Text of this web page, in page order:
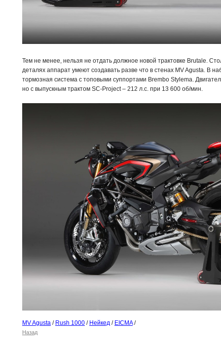
Тем не менее, нельзя не отдать должное новой трактовке Brutale.
деталях аппарат умеют создавать разве что в стенах MV Agusta. В
тормозная система с топовыми суппортами Brembo Stylema.
но с выпускным трактом SC-Project – 212 л.с. при 13 600 об/мин.
MV Agusta / Rush 1000 / Нейкед / EICMA/
Назад